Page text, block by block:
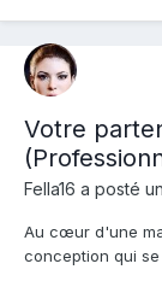
Votre
Fella16 a posté
Au cœur d'une
conception qui